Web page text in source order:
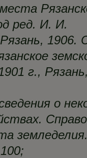
ред. И. И.
1906.
г.,
о